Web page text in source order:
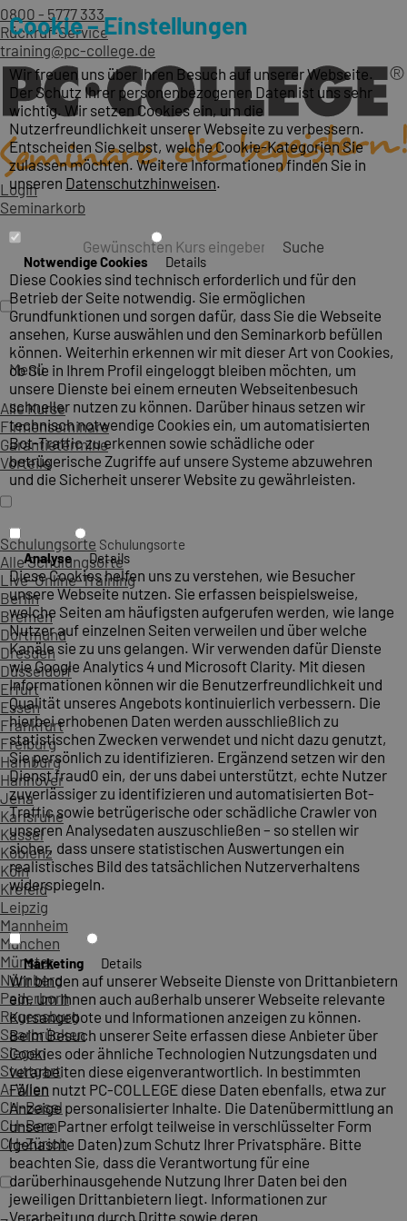
0800 - 5777 333
Rückruf-Service
training@pc-college.de
Login
Seminarkorb
Suche
Menü
Alle Kurse
Firmenseminare
Garantietermine
Vorteile
Schulungsorte Schulungsorte
Alle Schulungsorte
Live-Online-Training
Berlin
Bremen
Dortmund
Dresden
Düsseldorf
Erfurt
Essen
Frankfurt
Freiburg
Hamburg
Hannover
Jena
Karlsruhe
Kassel
Koblenz
Köln
Krefeld
Leipzig
Mannheim
München
Münster
Nürnberg
Paderborn
Regensburg
Saarbrücken
Siegen
Stuttgart
A-Wien
CH-Basel
CH-Bern
CH-Zürich
Cookie – Einstellungen
Wir freuen uns über Ihren Besuch auf unserer Webseite.
Der Schutz Ihrer personenbezogenen Daten ist uns sehr
wichtig. Wir setzen Cookies ein, um die
Nutzerfreundlichkeit unserer Webseite zu verbessern.
Entscheiden Sie selbst, welche Cookie-Kategorien Sie
zulassen möchten. Weitere Informationen finden Sie in
unseren Datenschutzhinweisen.
Notwendige Cookies Details
Diese Cookies sind technisch erforderlich und für den
Betrieb der Seite notwendig. Sie ermöglichen
Grundfunktionen und sorgen dafür, dass Sie die Webseite
ansehen, Kurse auswählen und den Seminarkorb befüllen
können. Weiterhin erkennen wir mit dieser Art von Cookies,
ob Sie in Ihrem Profil eingeloggt bleiben möchten, um
unsere Dienste bei einem erneuten Webseitenbesuch
schneller nutzen zu können. Darüber hinaus setzen wir
technisch notwendige Cookies ein, um automatisierten
Bot-Traffic zu erkennen sowie schädliche oder
betrügerische Zugriffe auf unsere Systeme abzuwehren
und die Sicherheit unserer Website zu gewährleisten.
Analyse Details
Diese Cookies helfen uns zu verstehen, wie Besucher
unsere Webseite nutzen. Sie erfassen beispielsweise,
welche Seiten am häufigsten aufgerufen werden, wie lange
Nutzer auf einzelnen Seiten verweilen und über welche
Kanäle sie zu uns gelangen. Wir verwenden dafür Dienste
wie Google Analytics 4 und Microsoft Clarity. Mit diesen
Informationen können wir die Benutzerfreundlichkeit und
Qualität unseres Angebots kontinuierlich verbessern. Die
hierbei erhobenen Daten werden ausschließlich zu
statistischen Zwecken verwendet und nicht dazu genutzt,
Sie persönlich zu identifizieren. Ergänzend setzen wir den
Dienst fraud0 ein, der uns dabei unterstützt, echte Nutzer
zuverlässiger zu identifizieren und automatisierten Bot-
Traffic sowie betrügerische oder schädliche Crawler von
unseren Analysedaten auszuschließen – so stellen wir
sicher, dass unsere statistischen Auswertungen ein
realistisches Bild des tatsächlichen Nutzerverhaltens
widerspiegeln.
Marketing Details
Wir binden auf unserer Webseite Dienste von Drittanbietern
ein, um Ihnen auch außerhalb unserer Webseite relevante
Kursangebote und Informationen anzeigen zu können.
Beim Besuch unserer Seite erfassen diese Anbieter über
Cookies oder ähnliche Technologien Nutzungsdaten und
verarbeiten diese eigenverantwortlich. In bestimmten
Fällen nutzt PC-COLLEGE diese Daten ebenfalls, etwa zur
Anzeige personalisierter Inhalte. Die Datenübermittlung an
unsere Partner erfolgt teilweise in verschlüsselter Form
(gehashte Daten) zum Schutz Ihrer Privatsphäre. Bitte
beachten Sie, dass die Verantwortung für eine
darüberhinausgehende Nutzung Ihrer Daten bei den
jeweiligen Drittanbietern liegt. Informationen zur
Verarbeitung durch Dritte sowie deren